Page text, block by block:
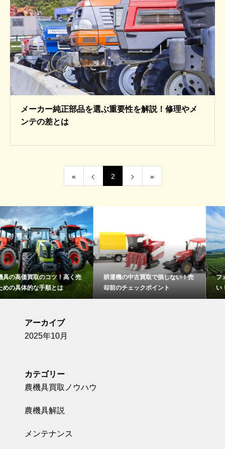
メーカー純正部品を選ぶ重要性を解説！修理やメ
ンテの差とは
« 2 »
耕運機の中古買取で損しない！売
却前のチェックポイント
フォークリフトの買取で失敗しな
い！高額査定につなげるコツ
アーカイブ
2025年10月
カテゴリー
農機具買取ノウハウ
農機具解説
メンテナンス